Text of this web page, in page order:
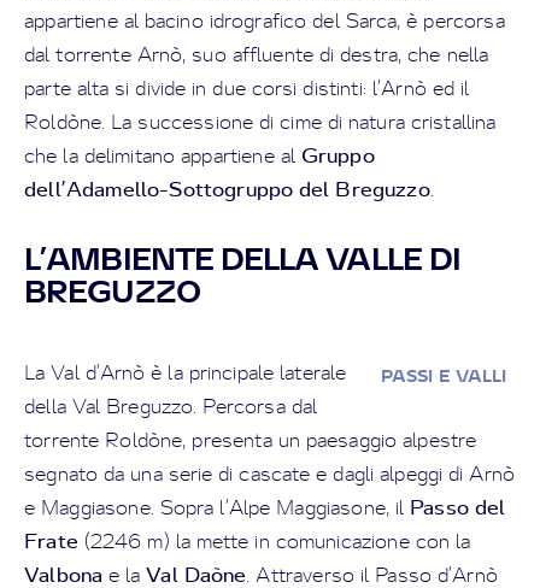
appartiene al bacino idrografico del Sarca, è percorsa
dal torrente Arnò, suo affluente di destra, che nella
parte alta si divide in due corsi distinti: l’Arnò ed il
Roldòne. La successione di cime di natura cristallina
che la delimitano appartiene al Gruppo
dell’Adamello-Sottogruppo del Breguzzo.
L’AMBIENTE DELLA VALLE DI
BREGUZZO
PASSI E VALLI
La Val d’Arnò è la principale laterale
della Val Breguzzo. Percorsa dal
torrente Roldòne, presenta un paesaggio alpestre
segnato da una serie di cascate e dagli alpeggi di Arnò
e Maggiasone. Sopra l’Alpe Maggiasone, il Passo del
Frate (2246 m) la mette in comunicazione con la
Valbona e laVal Daòne. Attraverso il Passo d’Arnò